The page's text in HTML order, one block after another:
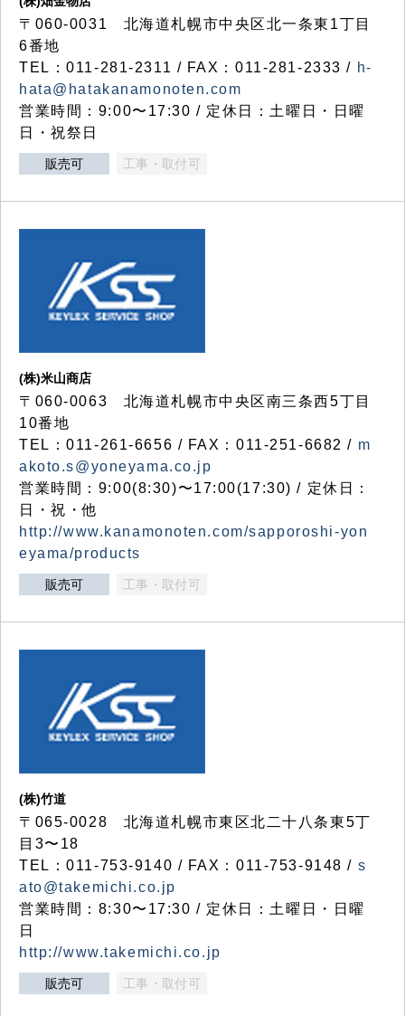
〒060-0031 北海道札幌市中央区北一条東1丁目
6番地
TEL：011-281-2311 / FAX：011-281-2333 / h-
hata@hatakanamonoten.com
営業時間：9:00〜17:30 / 定休日：土曜日・日曜
日・祝祭日
販売可 工事・取付可
(株)米山商店
〒060-0063 北海道札幌市中央区南三条西5丁目
10番地
TEL：011-261-6656 / FAX：011-251-6682 / m
akoto.s@yoneyama.co.jp
営業時間：9:00(8:30)〜17:00(17:30) / 定休日：
日・祝・他
http://www.kanamonoten.com/sapporoshi-yon
eyama/products
販売可 工事・取付可
(株)竹道
〒065-0028 北海道札幌市東区北二十八条東5丁
目3〜18
TEL：011-753-9140 / FAX：011-753-9148 / s
ato@takemichi.co.jp
営業時間：8:30〜17:30 / 定休日：土曜日・日曜
日
http://www.takemichi.co.jp
販売可 工事・取付可